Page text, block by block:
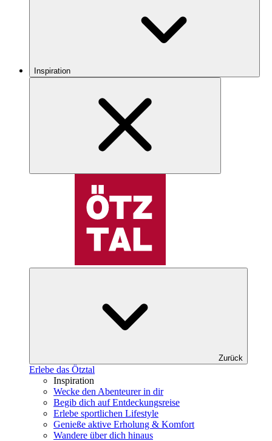
Inspiration
Zurück
Erlebe das Ötztal
Inspiration
Wecke den Abenteurer in dir
Begib dich auf Entdeckungsreise
Erlebe sportlichen Lifestyle
Genieße aktive Erholung & Komfort
Wandere über dich hinaus